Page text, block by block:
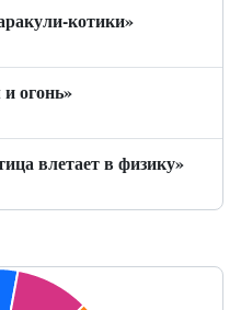
котики»
огонь»
влетает в физику»